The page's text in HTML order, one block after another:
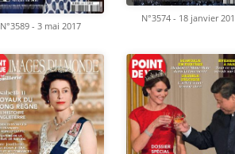
N°3589 - 3 mai 2017
N°3574 - 18 janvier